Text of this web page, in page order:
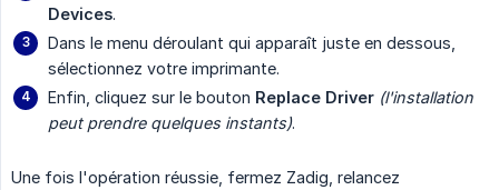
Devices.
Dans le menu déroulant qui apparaît juste en dessous,
sélectionnez votre imprimante.
Enfin, cliquez sur le bouton Replace Driver (l'installation
peut prendre quelques instants).
Une fois l'opération réussie, fermez Zadig, relancez